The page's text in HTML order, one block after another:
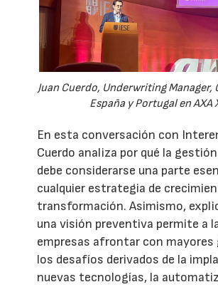
Juan Cuerdo, Underwriting Manager,
España y Portugal en AXA
En esta conversación con
Cuerdo analiza por qué la
debe considerarse una parte
cualquier estrategia de
transformación. Asimismo,
una visión preventiva permite a
empresas afrontar con mayores
los desafíos derivados de la
nuevas tecnologías, la